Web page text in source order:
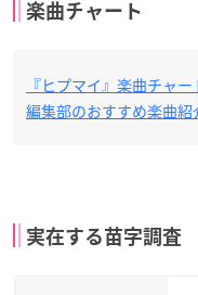
楽曲チャート
『ヒプマイ』楽曲チャ
編集部のおすすめ楽曲
実在する苗字調査